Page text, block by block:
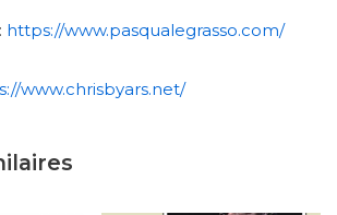
https://www.pasqualegrasso.com/
www.chrisbyars.net/